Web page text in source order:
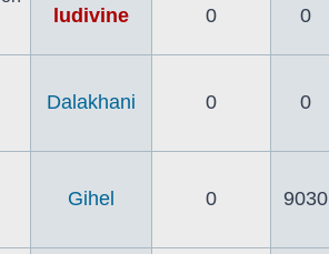
ludivine 0 0
Dalakhani 0 0
Gihel 0 9030